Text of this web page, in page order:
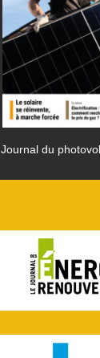
Journal du